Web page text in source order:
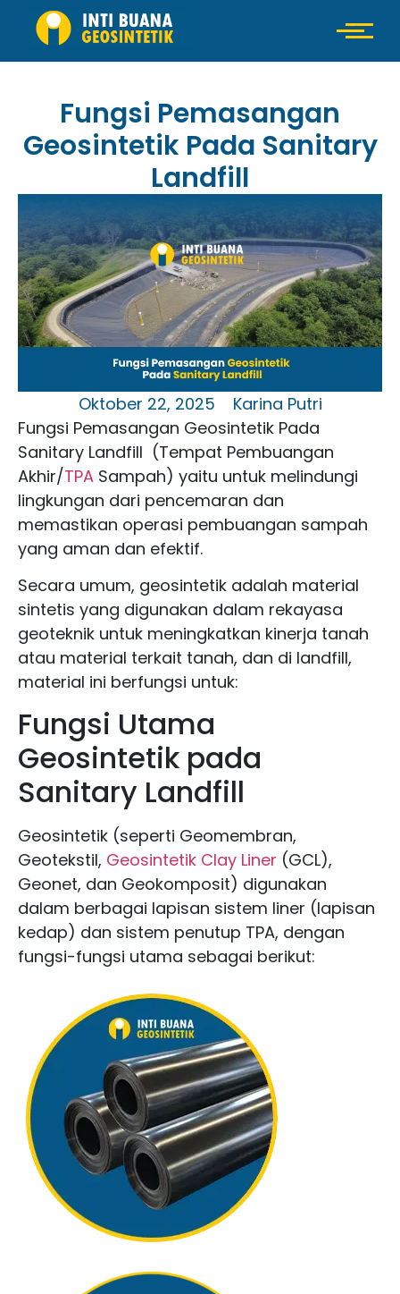
Fungsi Pemasangan
Geosintetik Pada Sanitary
Landfill
Oktober 22, 2025
Karina Putri
Fungsi Pemasangan Geosintetik Pada
Sanitary Landfill (Tempat Pembuangan
Akhir/TPA Sampah) yaitu untuk melindungi
lingkungan dari pencemaran dan
memastikan operasi pembuangan sampah
yang aman dan efektif.
Secara umum, geosintetik adalah material
sintetis yang digunakan dalam rekayasa
geoteknik untuk meningkatkan kinerja tanah
atau material terkait tanah, dan di landfill,
material ini berfungsi untuk:
Fungsi Utama
Geosintetik pada
Sanitary Landfill
Geosintetik (seperti Geomembran,
Geotekstil, Geosintetik Clay Liner (GCL),
Geonet, dan Geokomposit) digunakan
dalam berbagai lapisan sistem liner (lapisan
kedap) dan sistem penutup TPA, dengan
fungsi-fungsi utama sebagai berikut: